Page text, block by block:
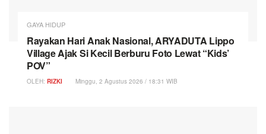
GAYA HIDUP
Rayakan Hari Anak Nasional, ARYADUTA Lippo
Village Ajak Si Kecil Berburu Foto Lewat “Kids’
POV”
OLEH: RIZKI Minggu, 2 Agustus 2026 / 18:31 WIB